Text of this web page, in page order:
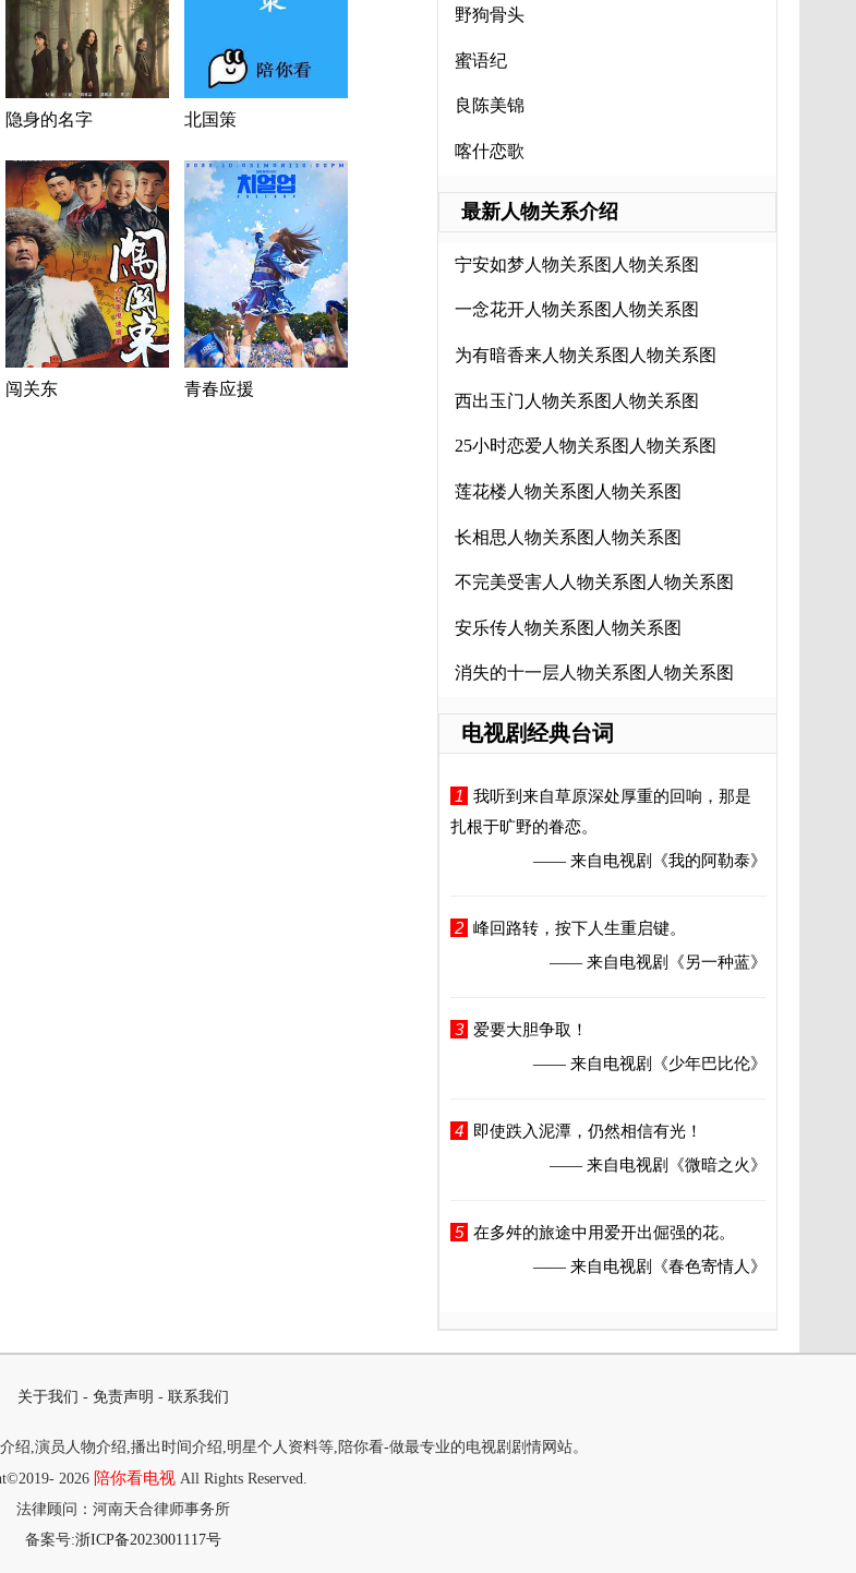
隐身的名字 北国策
闯关东 青春应援
野狗骨头
蜜语纪
良陈美锦
喀什恋歌
最新人物关系介绍
宁安如梦人物关系图人物关系图
一念花开人物关系图人物关系图
为有暗香来人物关系图人物关系图
西出玉门人物关系图人物关系图
25小时恋爱人物关系图人物关系图
莲花楼人物关系图人物关系图
长相思人物关系图人物关系图
不完美受害人人物关系图人物关系图
安乐传人物关系图人物关系图
消失的十一层人物关系图人物关系图
电视剧经典台词
1
我听到来自草原深处厚重的回响，那是
扎根于旷野的眷恋。
—— 来自电视剧
《我的阿勒泰》
2 峰回路转，按下人生重启键。
—— 来自电视剧
《另一种蓝》
3
爱要大胆争取！
—— 来自电视剧
《少年巴比伦》
4
即使跌入泥潭，仍然相信有光！
—— 来自电视剧
《微暗之火》
5 在多舛的旅途中用爱开出倔强的花。
—— 来自电视剧
《春色寄情人》
关于我们 - 免责声明 - 联系我们
绍,演员人物介绍,播出时间介绍,明星个人资料等,陪你看-做最专业的电视剧剧情网站。
2026 陪你看电视All Rights Reserved.
法律顾问：河南天合律师事务所
备案号:浙ICP备2023001117号